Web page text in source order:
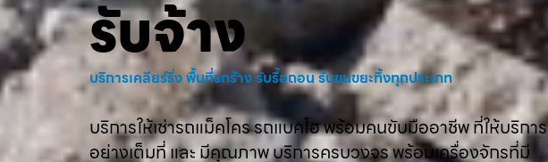
รับจ้าง
บริการเคลียร์ริ่ง พื้นที่รกร้าง รับรื้อถอน รับขนขยะทิ้งทุกประเภท
บริการให้เช่ารถแม็คโคร รถแบคโฮ พร้อมคนขับมืออาชีพ ที่ให้บริการ
อย่างเต็มที่ และ มีคุณภาพ บริการครบวงจร พร้อมเครื่องจักรที่มี